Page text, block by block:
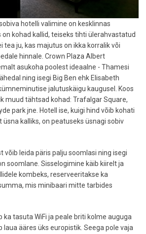
hotelli valimine on kesklinnas
on kohad kallid, teiseks tihti ülerahvastatud
tea ju, kas majutus on ikka korralik või
hinnale. Crown Plaza Albert
asukoha poolest ideaalne - Thamesi
ning isegi Big Ben ehk Elisabeth
jalutuskäigu kaugusel. Koos
muud tähtsad kohad: Trafalgar Square,
park jne. Hotell ise, kuigi hind võib kohati
kalliks, on peatuseks üsnagi sobiv
võib leida päris palju soomlasi ning isegi
soomlane. Sisselogimine käib kiirelt ja
kombeks, reserveeritakse ka
mis minibaari mitte tarbides
ka tasuta WiFi ja peale briti kolme auguga
ääres üks europistik. Seega pole vaja